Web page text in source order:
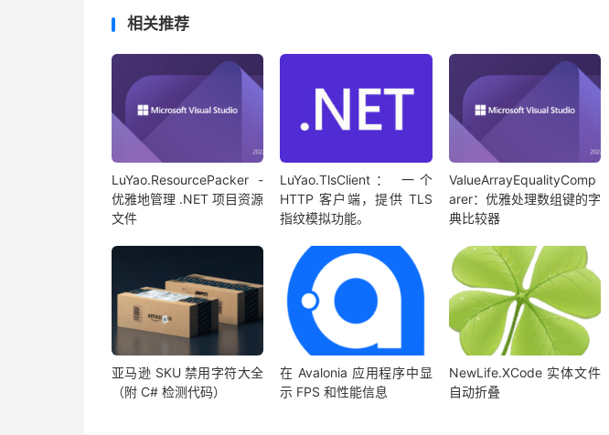
相关推荐
LuYao.ResourcePacker -
优雅地管理 .NET 项目资源
文件
LuYao.TlsClient： 一个
HTTP 客户端，提供 TLS
指纹模拟功能。
ValueArrayEqualityComp
arer：优雅处理数组键的字
典比较器
亚马逊 SKU 禁用字符大全
（附 C# 检测代码）
在 Avalonia 应用程序中显
示 FPS 和性能信息
NewLife.XCode 实体文件
自动折叠